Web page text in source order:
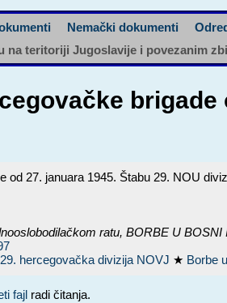
Nemački dokumenti
na teritoriji Jugoslavije i povezanim
od 27. januara 1945. Štabu 29. NOU
ratu,BORBE U BOSNI
29. hercegovačka divizija NOVJ ★ Borbe
fajl radi čitanja.